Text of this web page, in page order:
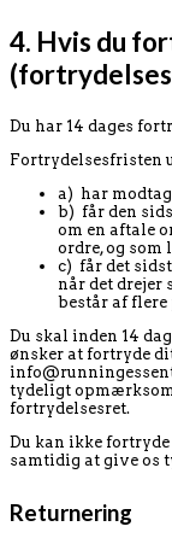
4. Hvis du
Du har 14 dages
Fortrydelsesfristen
a) har
b) får den
om en aftale
ordre, og som
c) får det
når det drejer
består af
Du skal inden 14
ønsker at fortryde
tydeligt
fortrydelsesret.
Du kan ikke
samtidig at give os
Returnering